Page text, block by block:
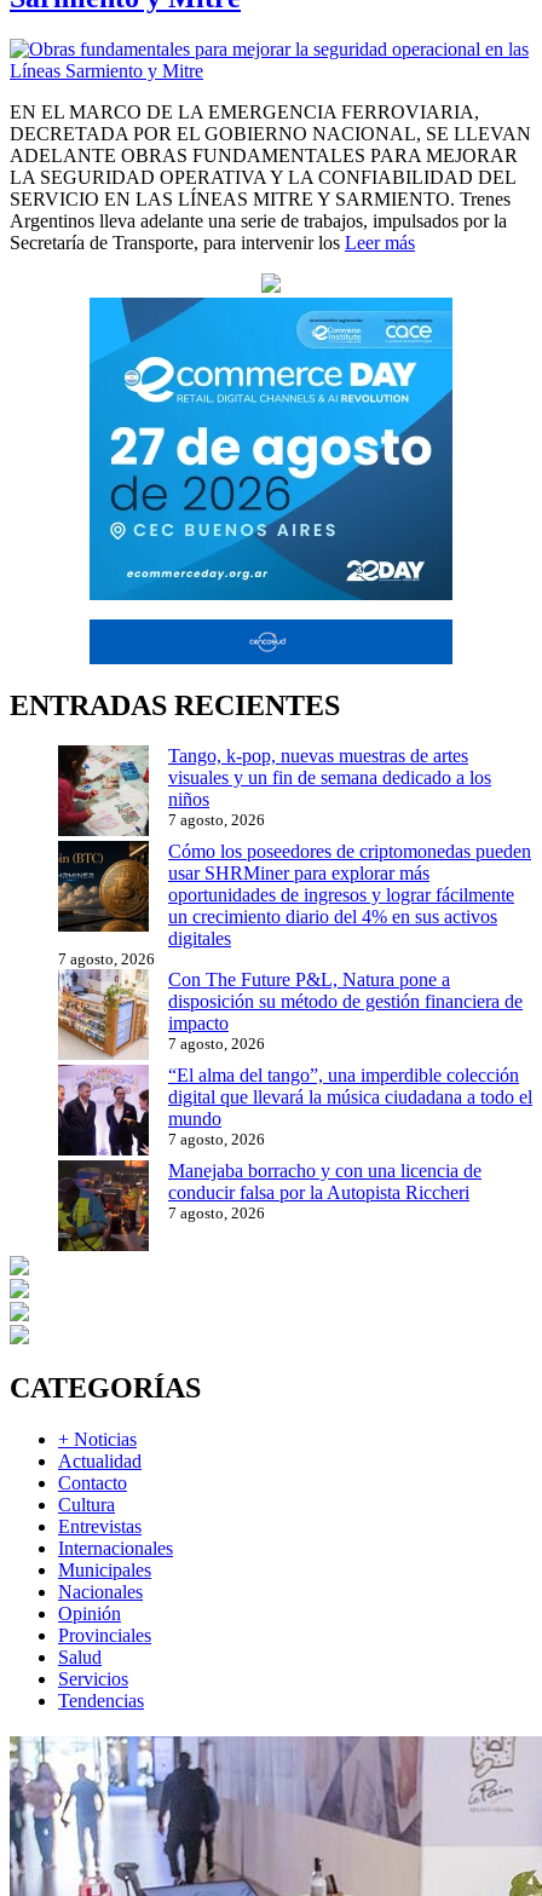
EN EL MARCO DE LA EMERGENCIA FERROVIARIA,
DECRETADA POR EL GOBIERNO NACIONAL, SE LLEVAN
ADELANTE OBRAS FUNDAMENTALES PARA MEJORAR
LA SEGURIDAD OPERATIVA Y LA CONFIABILIDAD DEL
SERVICIO EN LAS LÍNEAS MITRE Y SARMIENTO. Trenes
Argentinos lleva adelante una serie de trabajos, impulsados por la
Secretaría de Transporte, para intervenir los Leer más
ENTRADAS RECIENTES
Tango, k-pop, nuevas muestras de artes
visuales y un fin de semana dedicado a los
niños
7 agosto, 2026
Cómo los poseedores de criptomonedas pueden
usar SHRMiner para explorar más
oportunidades de ingresos y lograr fácilmente
un crecimiento diario del 4% en sus activos
digitales
7 agosto, 2026
Con The Future P&L, Natura pone a
disposición su método de gestión financiera de
impacto
7 agosto, 2026
“El alma del tango”, una imperdible colección
digital que llevará la música ciudadana a todo el
mundo
7 agosto, 2026
Manejaba borracho y con una licencia de
conducir falsa por la Autopista Riccheri
7 agosto, 2026
CATEGORÍAS
+ Noticias
Actualidad
Contacto
Cultura
Entrevistas
Internacionales
Municipales
Nacionales
Opinión
Provinciales
Salud
Servicios
Tendencias